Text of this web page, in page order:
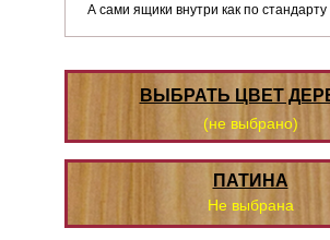
А сами ящики внутри как по стандарту
ВЫБРАТЬ ЦВЕТ
(не выбрано)
ПАТИНА
Не выбрана